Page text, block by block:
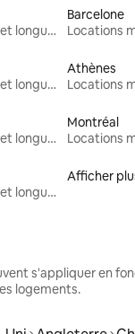
Locations moyenne et longue durée
Barcelone
Locations moyenne et longue durée
Athènes
Locations moyenne et longue durée
Montréal
Locations moyenne et longue durée
Afficher
s'appliquer en
logements.